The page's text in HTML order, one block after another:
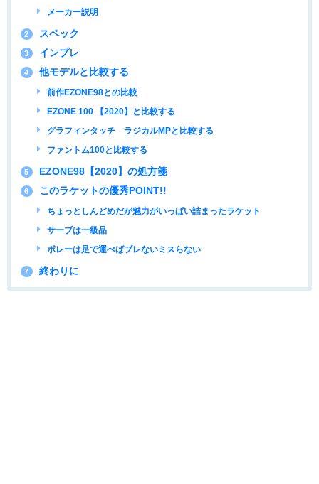
メーカー説明
2 スペック
3 インプレ
4 他モデルと比較する
前作EZONE98との比較
EZONE 100 【2020】と比較する
グラフィンタッチ ラジカルMPと比較する
ファントム100と比較する
5 EZONE98【2020】の処方箋
6 このラケットの優秀POINT!!
ちょっとしんどめだが魅力がいっぱい詰まったラケット
サーブは一級品
ボレーは足で運べばブレないミスらない
7 終わりに